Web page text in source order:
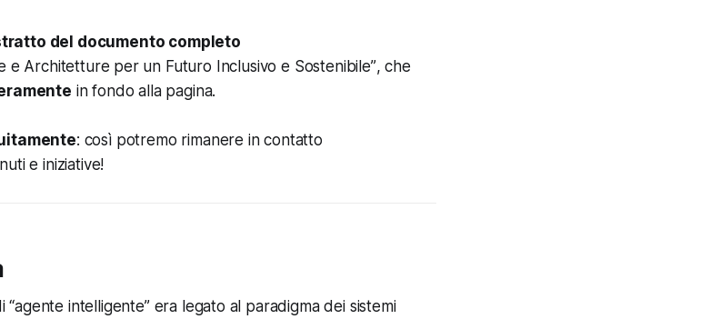
del documento completo
e Architetture per un Futuro Inclusivo e Sostenibile”, che
in fondo alla pagina.
: così potremo rimanere in contatto
e iniziative!
“agente intelligente” era legato al paradigma dei sistemi